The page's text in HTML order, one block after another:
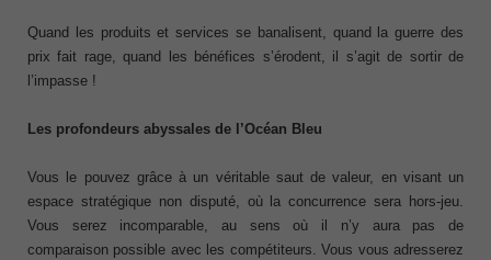
Quand les produits et services se banalisent, quand la guerre des
prix fait rage, quand les bénéfices s’érodent, il s’agit de sortir de
l’impasse !
Les profondeurs abyssales de l’Océan Bleu
Vous le pouvez grâce à un véritable saut de valeur, en visant un
espace stratégique non disputé, où la concurrence sera hors-jeu.
Vous serez incomparable, au sens où il n’y aura pas de
comparaison possible avec les compétiteurs. Vous vous adresserez